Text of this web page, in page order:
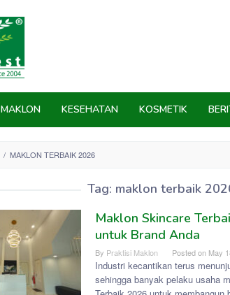
MAKLON KESEHATAN KOSMETIK
/ MAKLON TERBAIK 2026
Tag: maklon terbaik
Maklon Skincare
untuk Brand Anda
By Praktisi Maklon Posted on May
Industri kecantikan terus
sehingga banyak pelaku usaha